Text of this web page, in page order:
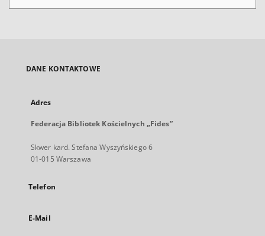
DANE KONTAKTOWE
Adres
Federacja Bibliotek Kościelnych „Fides”
Skwer kard. Stefana Wyszyńskiego 6
01-015 Warszawa
Telefon
E-Mail